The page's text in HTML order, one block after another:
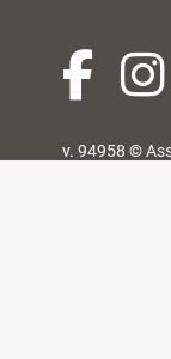
v. 94958 ©